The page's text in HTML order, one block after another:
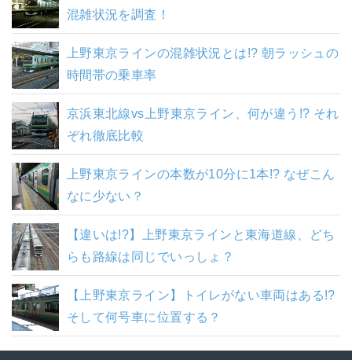
混雑状況を調査！
上野東京ラインの混雑状況とは!? 朝ラッシュの
時間帯の乗車率
京浜東北線vs上野東京ライン、何が違う!? それ
ぞれ徹底比較
上野東京ラインの本数が10分に1本!? なぜこん
なに少ない？
【違いは!?】上野東京ラインと東海道線、どち
らも路線は同じでいっしょ？
【上野東京ライン】トイレがない車両はある!?
そして何号車に位置する？